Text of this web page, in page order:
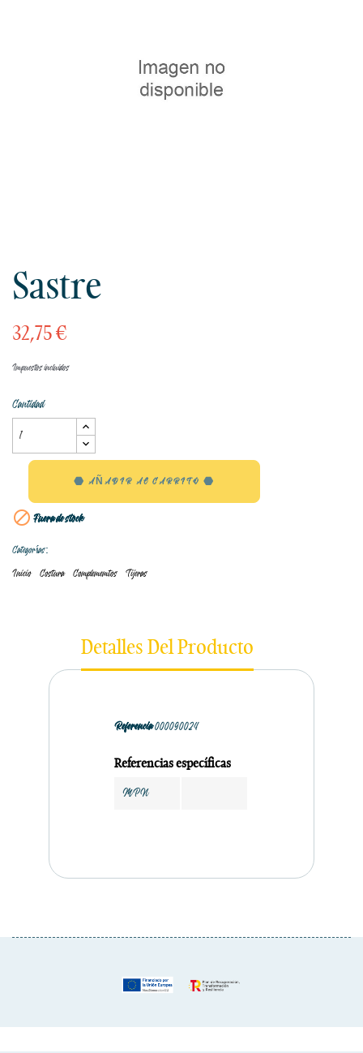
Sastre
32,75 €
Impuestos incluidos
Cantidad
AÑADIR AL CARRITO
 Fuera de stock
Categorías:
Inicio Costura Complememtos Tijeras
Detalles Del Producto
Referencia000090024
Referencias específicas
MPN